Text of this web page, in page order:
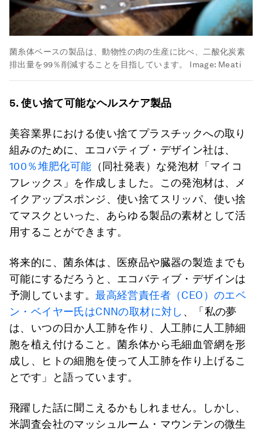
菌糸体ベースの製品は、動物性の肉の生産に比べ、二酸化炭素
排出量を99％削減することを目指しています。
Image: Meati
5.使い捨て可能なヘルスケア製品
美容業界における使い捨てプラスチックへの取り
組みのために、エコバティブ・デザイン社は、
100％堆肥化可能 （同社発表）な発泡材「マイコ
フレックス」を作成しました。この発泡材は、メ
イクアップスポンジ、使い捨てスリッパ、使い捨
てマスクといった、あらゆる製品の素材として活
用することができます。
将来的に、菌糸体は、医療品や臓器の製造までも
可能にするだろうと、エコバティブ・デザインは
予測しています。最高経営責任者（CEO）のエベ
ン・ベイヤー氏はCNNの取材に対し 、「私の夢
は、いつの日か人工肺を作り、人工肺に人工肺細
胞を植え付けること。菌糸体から毛細血管網を形
成し、ヒトの細胞を使って人工肺を作り上げるこ
とです」と語っています。
飛躍した話に聞こえるかもしれません。しかし、
米調査会社のマッシュルーム・マウンテンの微生